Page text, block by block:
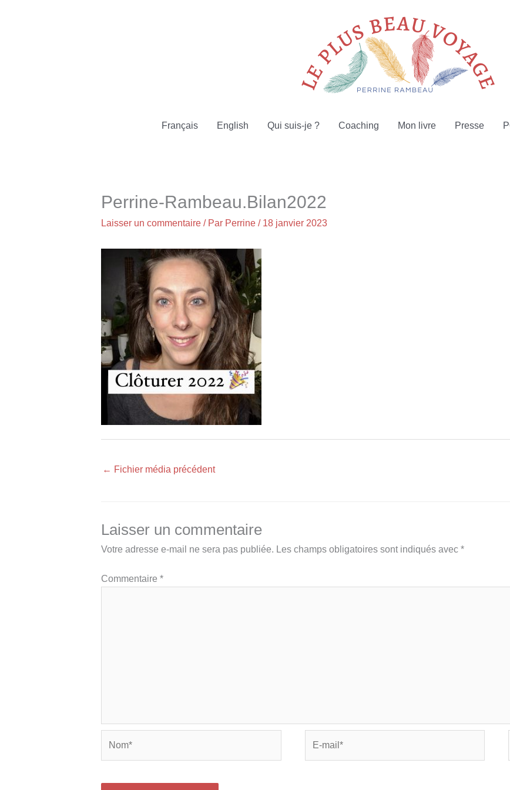
Français English Qui suis-je ? Coaching Mon livre Presse
Perrine-Rambeau.Bilan2022
Laisser un commentaire / Par Perrine / 18 janvier 2023
← Fichier média précédent
Laisser un commentaire
Votre adresse e-mail ne sera pas publiée. Les champs obligatoires sont indiqués avec *
Commentaire *